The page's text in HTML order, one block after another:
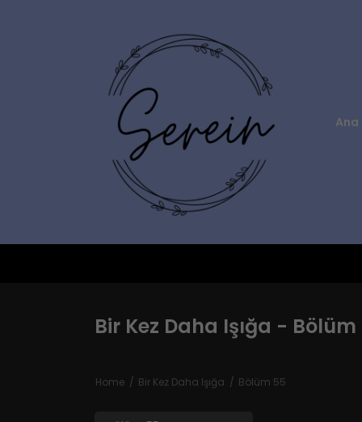
Bir Kez Daha Işığa - Bölüm
Home Bir Kez Daha Işığa Bölüm 55